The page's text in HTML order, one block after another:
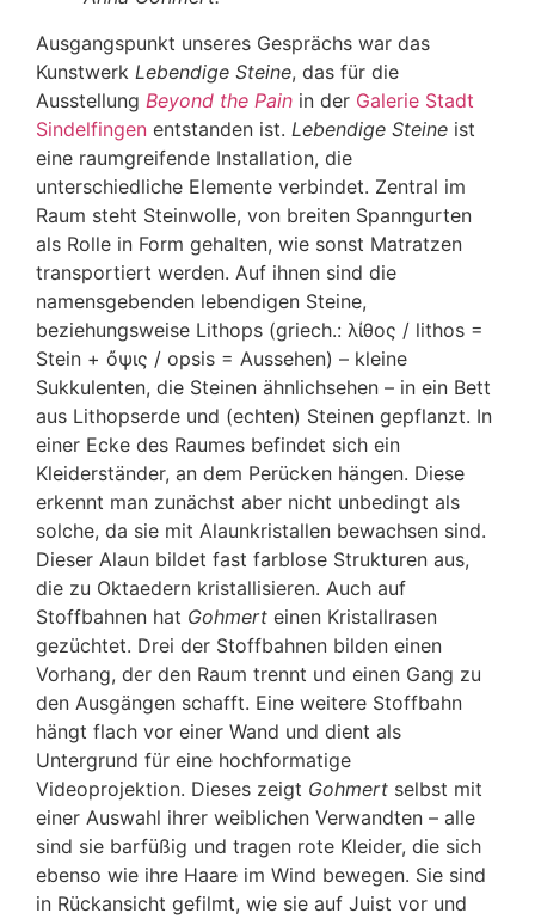
Ausgangspunkt unseres Gesprächs war das
Kunstwerk Lebendige Steine, das für die
Ausstellung Beyond the Pain in der Galerie Stadt
Sindelfingen entstanden ist. Lebendige Steine ist
eine raumgreifende Installation, die
unterschiedliche Elemente verbindet. Zentral im
Raum steht Steinwolle, von breiten Spanngurten
als Rolle in Form gehalten, wie sonst Matratzen
transportiert werden. Auf ihnen sind die
namensgebenden lebendigen Steine,
beziehungsweise Lithops (griech.: λίθος / lithos =
Stein + ὄψις / opsis = Aussehen) – kleine
Sukkulenten, die Steinen ähnlichsehen – in ein Bett
aus Lithopserde und (echten) Steinen gepflanzt. In
einer Ecke des Raumes befindet sich ein
Kleiderständer, an dem Perücken hängen. Diese
erkennt man zunächst aber nicht unbedingt als
solche, da sie mit Alaunkristallen bewachsen sind.
Dieser Alaun bildet fast farblose Strukturen aus,
die zu Oktaedern kristallisieren. Auch auf
Stoffbahnen hat Gohmert einen Kristallrasen
gezüchtet. Drei der Stoffbahnen bilden einen
Vorhang, der den Raum trennt und einen Gang zu
den Ausgängen schafft. Eine weitere Stoffbahn
hängt flach vor einer Wand und dient als
Untergrund für eine hochformatige
Videoprojektion. Dieses zeigt Gohmert selbst mit
einer Auswahl ihrer weiblichen Verwandten – alle
sind sie barfüßig und tragen rote Kleider, die sich
ebenso wie ihre Haare im Wind bewegen. Sie sind
in Rückansicht gefilmt, wie sie auf Juist vor und